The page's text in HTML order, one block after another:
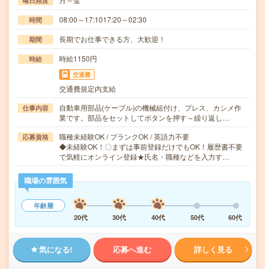
時間 08:00～17:1017:20～02:30
期間 長期でお仕事できる方、大歓迎！
時給 時給1150円
交通費
交通費規定内支給
仕事内容
自動車用部品(ケーブル)の機械組付け、プレス、カシメ作
業です。部品をセットしてボタンを押す～繰り返し…
応募資格
職種未経験OK / ブランクOK / 英語力不要
◆未経験OK！〇まずは事前登録だけでもOK！履歴書不要
で気軽にオンライン登録★氏名・職種などを入力す…
職場の雰囲気
年齢層
20代
30代 40代 50代 60代
気になる! 応募へ進む 詳しく見る